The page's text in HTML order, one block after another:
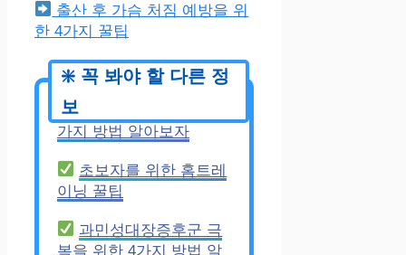
출산 후 가슴 처짐 예방을 위
한 4가지 꿀팁
가지 방법 알아보자
초보자를 위한 홈트레
이닝 꿀팁
과민성대장증후군 극
복을 위한 4가지 방법 알